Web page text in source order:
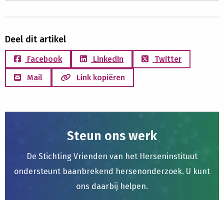
Deel dit artikel
Facebook LinkedIn
Twitter
Mail
Link kopiëren
Steun ons werk
De Stichting Vrienden van het Herseninstituut
ondersteunt baanbrekend hersenonderzoek. U kunt
ons daarbij helpen.